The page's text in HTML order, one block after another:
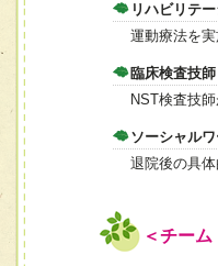
リハビリテ
運動療法を
臨床検査技師
NST検査技
ソーシャルワ
退院後の具
＜チー